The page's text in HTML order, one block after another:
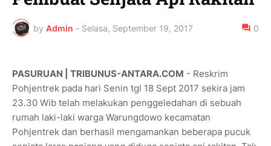
by Admin - Selasa, September 19, 2017 0
PASURUAN | TRIBUNUS-ANTARA.COM - Reskrim
Pohjentrek pada hari Senin tgl 18 Sept 2017 sekira jam
23.30 Wib telah melakukan penggeledahan di sebuah
rumah laki-laki warga Warungdowo kecamatan
Pohjentrek dan berhasil mengamankan beberapa pucuk